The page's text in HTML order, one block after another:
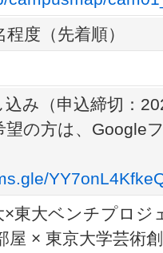
度（先着順）
込み（申込締切：
望の方は、Google
×東大ベンチプロジ
屋 × 東京大学芸術